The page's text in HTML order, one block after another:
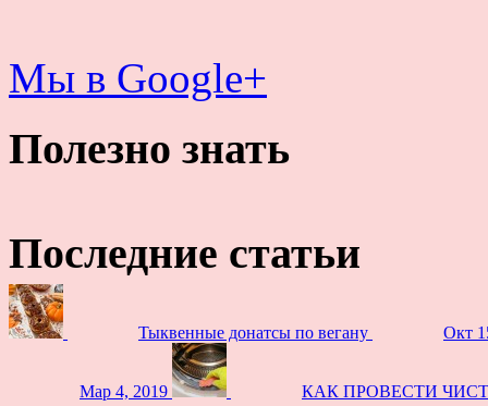
Мы в Google+
Полезно знать
Последние статьи
Тыквенные донатсы по вегану Окт
Мар 4, 2019 КАК ПРОВЕСТИ